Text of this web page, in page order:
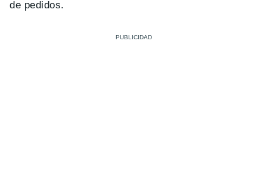
de pedidos.